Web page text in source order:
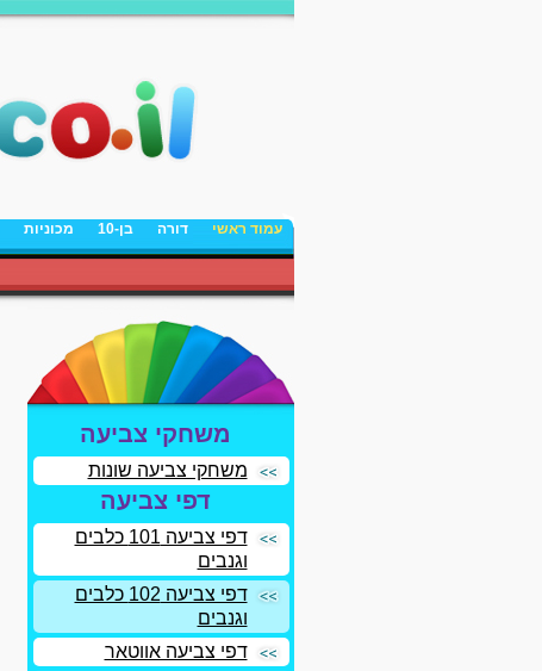
עמוד ראשי דורה בן-10 מכוניות
משחקי צביעה
משחקי צביעה שונות
דפי צביעה
דפי צביעה 101 כלבים
וגנבים
דפי צביעה 102 כלבים
וגנבים
דפי צביעה אווטאר